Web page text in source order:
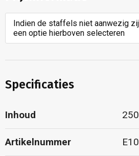
Indien de staffels niet aanwezig
een optie hierboven selecteren
Specificaties
Inhoud
Artikelnummer